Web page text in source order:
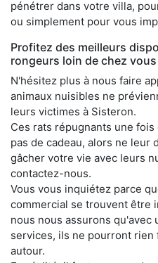
pénétrer dans votre villa,
ou simplement pour vous
Profitez des meilleurs
rongeurs loin de chez vous
N'hésitez plus à nous faire
animaux nuisibles ne
leurs victimes à Sisteron.
Ces rats répugnants une
pas de cadeau, alors ne leur
gâcher votre vie avec leurs
contactez-nous.
Vous vous inquiétez parce
commercial se trouvent être
nous nous assurons qu'avec
services, ils ne pourront
autour.